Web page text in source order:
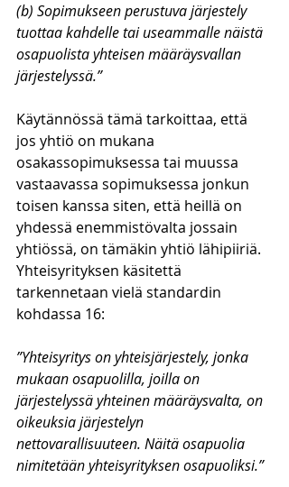
(b) Sopimukseen perustuva järjestely
tuottaa kahdelle tai useammalle näistä
osapuolista yhteisen määräysvallan
järjestelyssä.”
Käytännössä tämä tarkoittaa, että
jos yhtiö on mukana
osakassopimuksessa tai muussa
vastaavassa sopimuksessa jonkun
toisen kanssa siten, että heillä on
yhdessä enemmistövalta jossain
yhtiössä, on tämäkin yhtiö lähipiiriä.
Yhteisyrityksen käsitettä
tarkennetaan vielä standardin
kohdassa 16:
”Yhteisyritys on yhteisjärjestely, jonka
mukaan osapuolilla, joilla on
järjestelyssä yhteinen määräysvalta, on
oikeuksia järjestelyn
nettovarallisuuteen. Näitä osapuolia
nimitetään yhteisyrityksen osapuoliksi.”